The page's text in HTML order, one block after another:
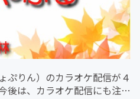
ぷりん）のカラオケ配信が４
後は、カラオケ配信にも注力